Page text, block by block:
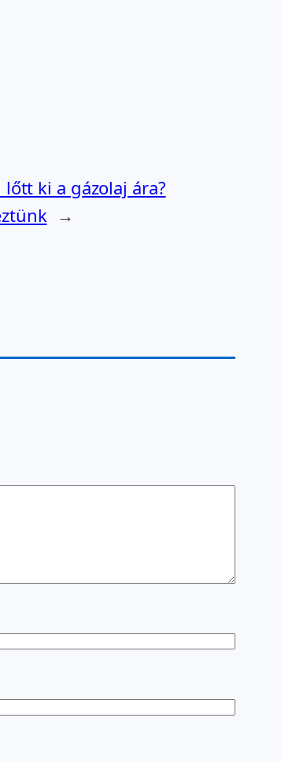
ki a gázolaj ára?
→